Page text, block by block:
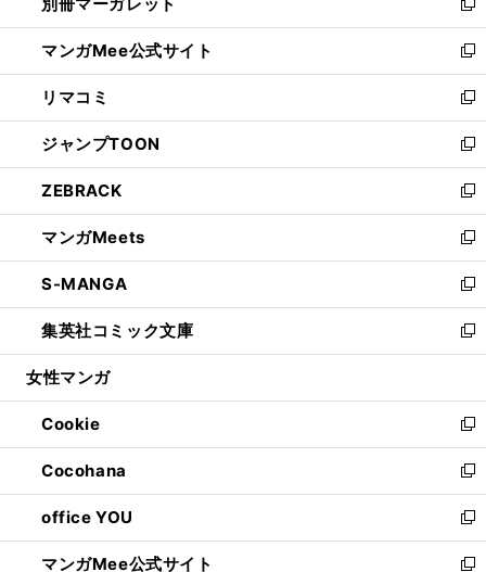
で
開
く
ィ
ン
ド
ウ
で
開
く
い
ウ
ィ
ン
ド
ウ
で
開
く
新
し
い
ウ
ィ
ン
ド
ウ
で
開
く
マンガMee公式サイト
新
し
い
ウ
ィ
ン
ド
ウ
で
開
く
リマコミ
新
し
い
ウ
ィ
ン
ド
ウ
で
開
く
ジャンプTOON
新
し
い
ウ
ィ
ン
ド
ウ
で
開
ZEBRACK
新
し
い
ウ
ィ
ン
ド
ウ
開
く
マンガMeets
新
し
い
ウ
ィ
ン
ウ
で
開
く
S-MANGA
新
し
い
ウ
ン
ド
ウ
で
開
く
集英社コミック文庫
新
し
ウ
ィ
ン
ド
ウ
で
開
く
女性マンガ
Cookie
新
し
い
ウ
ィ
ン
ド
Cocohana
新
し
い
ウ
ィ
office YOU
新
し
い
マンガMee公式サイト